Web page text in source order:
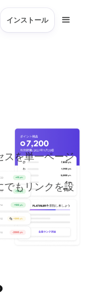
インストール
スを単一ページ
でもリンクを設